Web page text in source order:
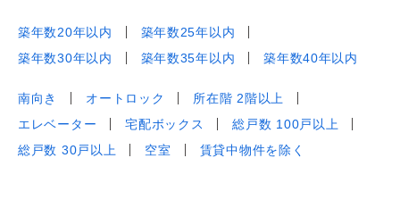
築年数20年以内
築年数25年以内
築年数30年以内
築年数35年以内 築年数40年以内
南向き オートロック
所在階 2階以上
エレベーター
宅配ボックス
総戸数 100戸以上
総戸数 30戸以上
空室 賃貸中物件を除く